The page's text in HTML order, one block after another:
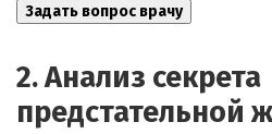
2. Анализ секрета
предстательной